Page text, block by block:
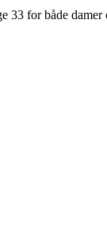
33 for både